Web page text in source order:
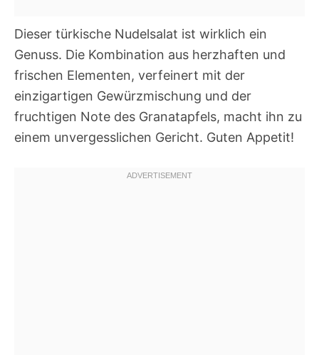
Dieser türkische Nudelsalat ist wirklich ein
Genuss. Die Kombination aus herzhaften und
frischen Elementen, verfeinert mit der
einzigartigen Gewürzmischung und der
fruchtigen Note des Granatapfels, macht ihn zu
einem unvergesslichen Gericht. Guten Appetit!